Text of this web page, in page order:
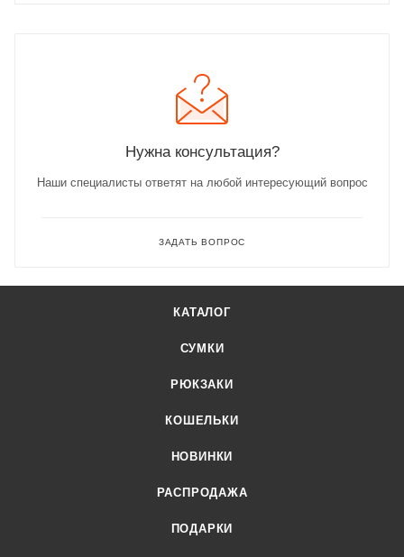
Нужна консультация?
Наши специалисты ответят на любой интересующий вопрос
ЗАДАТЬ ВОПРОС
КАТАЛОГ
СУМКИ
РЮКЗАКИ
КОШЕЛЬКИ
НОВИНКИ
РАСПРОДАЖА
ПОДАРКИ